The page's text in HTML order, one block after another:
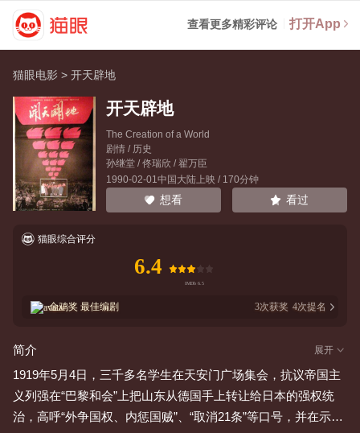
查看更多精彩评论 打开App
猫眼电影 >开天辟地
开天辟地
The Creation of a World
剧情 / 历史
孙继堂/佟瑞欣 /翟万臣
1990-02-01中国大陆上映 / 170分钟
想看 看过
猫眼综合评分
6.4
金鸡奖 最佳编剧 3次获奖 4次提名
简介 展开
1919年5月4日，三千多名学生在天安门广场集会，抗议帝国主
义列强在“巴黎和会”上把山东从德国手上转让给日本的强权统
治，高呼“外争国权、内惩国贼”、“取消21条”等口号，并在示威